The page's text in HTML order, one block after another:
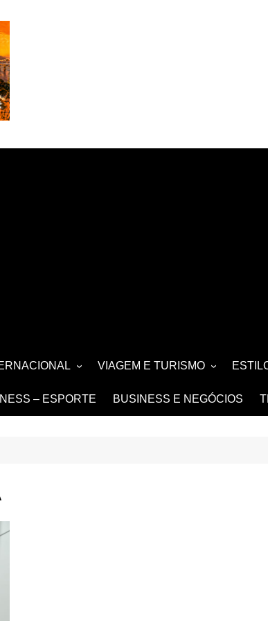
e ARQUITETURA
VIAGEM E TURISMO
TURISMO
– ESPORTE BUSINESS E NEGÓCIOS